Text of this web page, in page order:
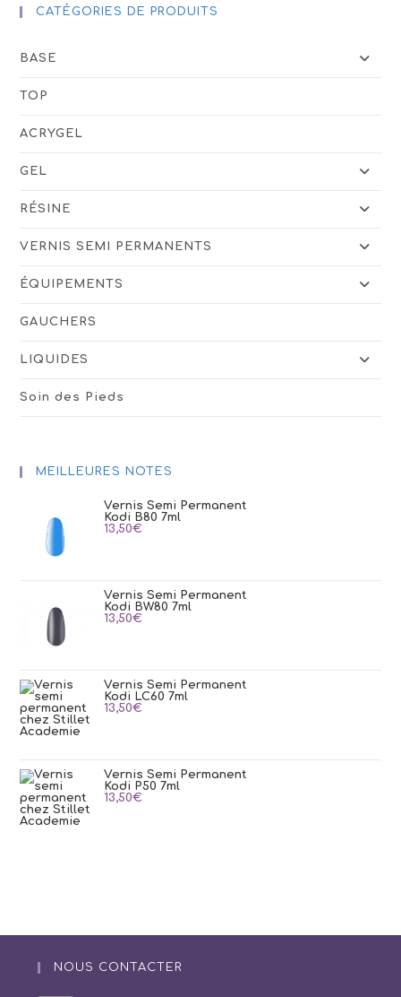
CATÉGORIES DE PRODUITS
BASE
TOP
ACRYGEL
GEL
RÉSINE
VERNIS SEMI PERMANENTS
ÉQUIPEMENTS
GAUCHERS
LIQUIDES
Soin des Pieds
MEILLEURES NOTES
Vernis Semi Permanent
Kodi B80 7ml
13,50€
Vernis Semi Permanent
Kodi BW80 7ml
13,50€
Vernis Semi Permanent
Kodi LC60 7ml
13,50€
Vernis Semi Permanent
Kodi P50 7ml
13,50€
NOUS CONTACTER